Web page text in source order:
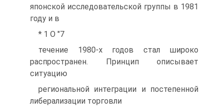
японской исследовательской группы в 1981
году и в
* 1 О "7
течение 1980-х годов стал широко
распространен. Принцип описывает
ситуацию
региональной интеграции и постепенной
либерализации торговли